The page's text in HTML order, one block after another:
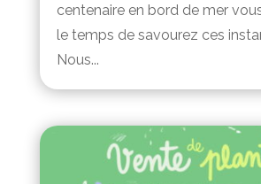
centenaire en bord de mer
le temps de savourez ces
Nous...